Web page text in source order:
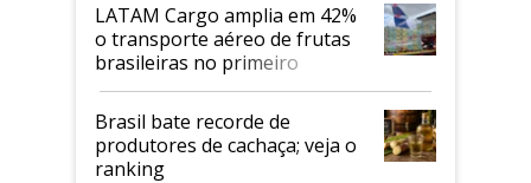
LATAM Cargo amplia em 42%
o transporte aéreo de frutas
brasileiras no primeiro
semestre
Brasil bate recorde de
produtores de cachaça; veja o
ranking